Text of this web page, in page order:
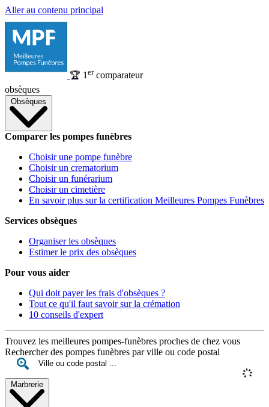
Aller au contenu principal
🏆 1 ercomparateur
obsèques
Obsèques
Comparer les pompes funèbres
Choisir une pompe funèbre
Choisir un crematorium
Choisir un funérarium
Choisir un cimetière
En savoir plus sur la certification Meilleures Pompes Funèbres
Services obsèques
Organiser les obsèques
Estimer le prix des obsèques
Pour vous aider
Qui doit payer les frais d'obsèques ?
Tout ce qu'il faut savoir sur la crémation
10 conseils d'expert
Trouvez les meilleures pompes-funèbres proches de chez vous
Rechercher des pompes funèbres par ville ou code postal
Marbrerie